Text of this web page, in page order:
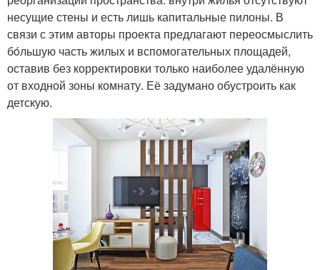
несущие стены и есть лишь капитальные пилоны. В
связи с этим авторы проекта предлагают переосмыслить
бόльшую часть жилых и вспомогательных площадей,
оставив без корректировки только наиболее удалённую
от входной зоны комнату. Её задумано обустроить как
детскую.